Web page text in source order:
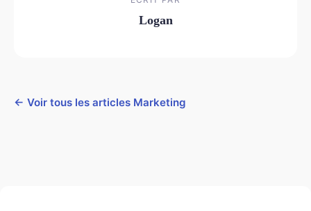
Logan
← Voir tous les articles Marketing